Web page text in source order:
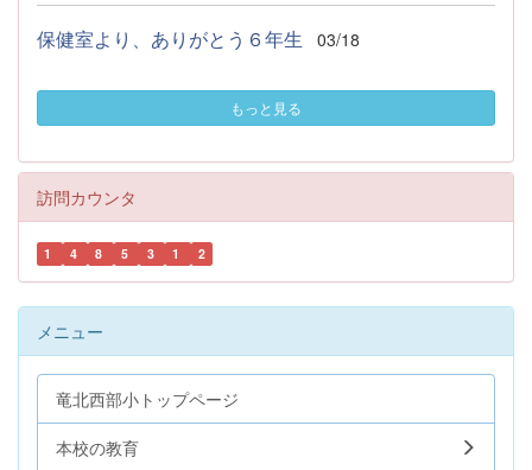
保健室より、ありがとう６年生 03/18
もっと見る
訪問カウンタ
1 4 8 5 3 1 2
メニュー
竜北西部小トップページ
本校の教育